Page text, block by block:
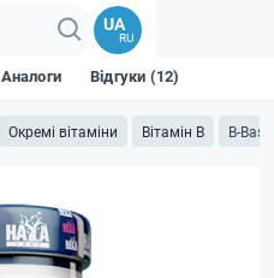
UA
RU
Окремі вітаміни Вітамін B B-
Аналоги Відгуки (12)